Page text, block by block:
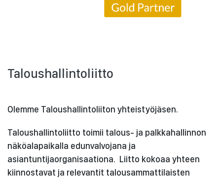
Taloushallintoliitto
Olemme Taloushallintoliiton yhteistyöjäsen.
Taloushallintoliitto toimii talous- ja palkkahallinnon
näköalapaikalla edunvalvojana ja
asiantuntijaorganisaationa. Liitto kokoaa yhteen
kiinnostavat ja relevantit talousammattilaisten